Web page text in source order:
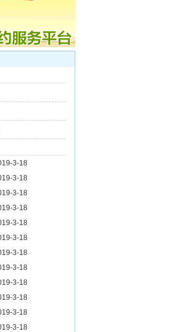
3-18
3-18
3-18
3-18
3-18
3-18
3-18
3-18
3-18
3-18
3-18
3-18